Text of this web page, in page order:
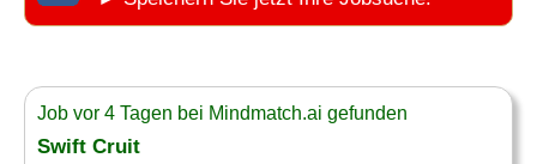
Job vor 4 Tagen bei Mindmatch.ai gefunden
Swift Cruit